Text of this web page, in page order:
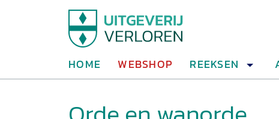
HOME WEBSHOP REEKSEN